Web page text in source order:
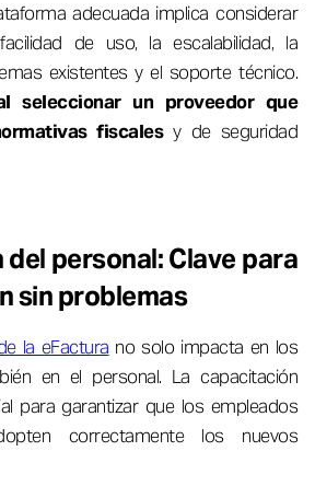
adecuada implica considerar
de uso, la escalabilidad, la
existentes y el soporte técnico.
seleccionar un proveedor que
fiscalesy de seguridad
personal: Clave para
sin problemas
la eFactura no solo impacta en los
en el personal. La capacitación
para garantizar que los empleados
correctamente los nuevos